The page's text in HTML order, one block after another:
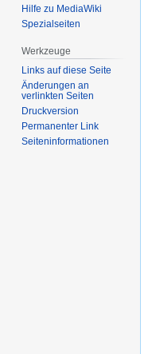
Hilfe zu MediaWiki
Spezialseiten
Werkzeuge
Links auf diese Seite
Änderungen an
verlinkten Seiten
Druckversion
Permanenter Link
Seiten­­informationen